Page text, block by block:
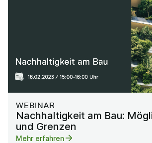
WEBINAR
Nachhaltigkeit am Bau:
und Grenzen
Mehr erfahren